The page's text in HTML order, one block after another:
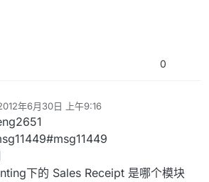
0
年6月30日 上午9:16
辑
下的 Sales Receipt 是哪个模块